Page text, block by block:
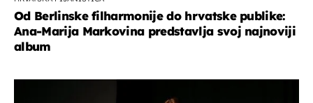
Od Berlinske filharmonije do hrvatske publike:
Ana-Marija Markovina predstavlja svoj najnoviji
album